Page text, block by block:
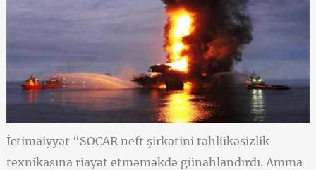
İctimaiyyət “SOCAR neft şirkətini təhlükəsizlik
texnikasına riayət etməməkdə günahlandırdı. Amma